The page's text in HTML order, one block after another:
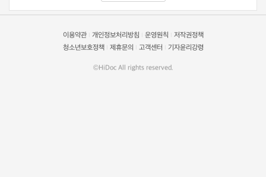
이용약관 개인정보처리방침 운영원칙
저작권정책
청소년보호정책
제휴문의 고객센터 기자윤리강령
©HiDoc All rights reserved.